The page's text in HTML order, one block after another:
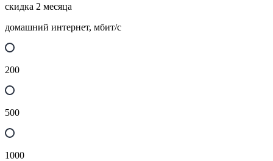
скидка 2 месяца
домашний интернет, мбит/с
200
500
1000